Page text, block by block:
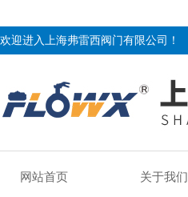
欢迎进入上海弗雷西阀门有限公司！
网站首页 关于我们